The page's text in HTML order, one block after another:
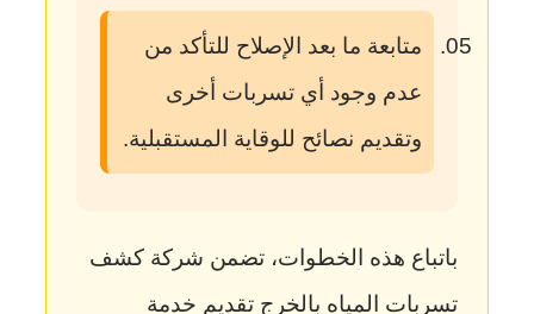
متابعة ما بعد الإصلاح للتأكد من
عدم وجود أي تسربات أخرى
وتقديم نصائح للوقاية المستقبلية.
باتباع هذه الخطوات، تضمن شركة كشف
تسربات المياه بالخرج تقديم خدمة